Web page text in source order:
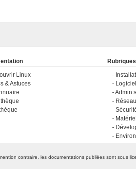
Linux
& Astuces
Rubriques
Admin
Réseau
Matériel
contraire, les documentations publiées sont sous